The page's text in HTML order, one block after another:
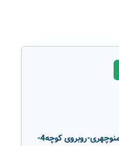
خیابان قاآنی شمالی-خیابان منوچهری-روبروی کوچه4-